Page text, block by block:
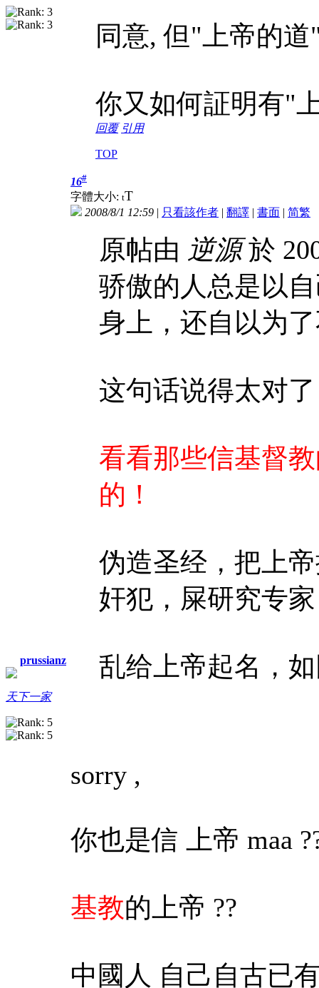
同意, 但"上帝的道
你又如何証明有"
回覆 引用
TOP
prussianz
天下一家
16#
字體大小: tT
2008/8/1 12:59 | 只看該作者 | 翻譯 | 書面 | 简繁
原帖由 逆源於
骄傲的人总是以
身上，还自以为
这句话说得太对
看看那些信基督
的！
伪造圣经，把上
奸犯，屎研究专
乱给上帝起名，
sorry ,
你也是信 上帝 maa
基教的上帝 ??
中國人 自己自古已